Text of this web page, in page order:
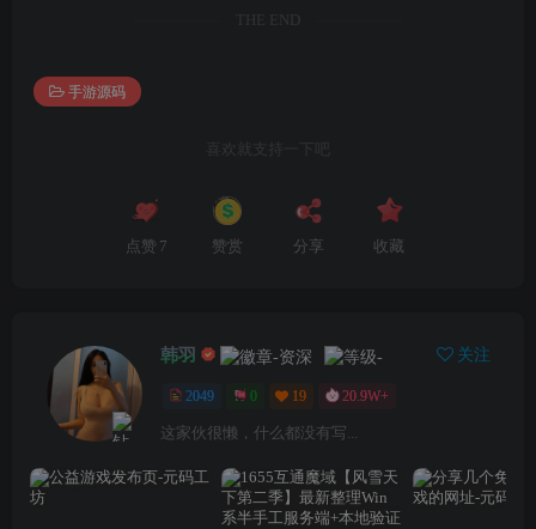
THE END
手游源码
喜欢就支持一下吧
点赞 7 赞赏 分享 收藏
韩羽 关注
2049 0 19 20.9W+
这家伙很懒，什么都没有写...